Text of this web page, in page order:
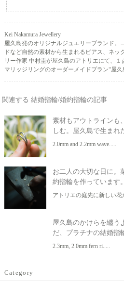
Kei Nakamura Jewellery
屋久島発のオリジナルジュエリーブランド。
ドなど自然の素材から生まれるピアス、ネッ
リー作家 中村圭が屋久島のアトリエにて、１
マリッジリングのオーダーメイドプラン“屋久
関連する 結婚指輪/婚約指輪の記事
素材もアウトラインも
しむ。屋久島で生まれ
2.0mm and 2.2mm wave.....
お二人の大切な日に。
約指輪を作っています
アトリエの庭先に新しい花
屋久島のかけらを纏う
だ、プラチナの結婚指
2.3mm, 2.0mm fern ri.....
Category